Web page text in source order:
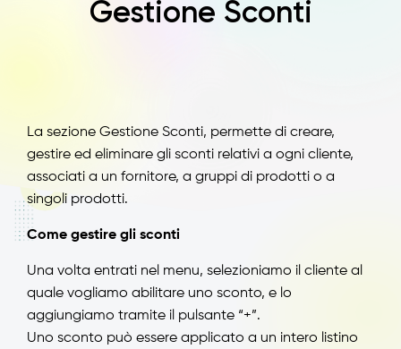
Gestione Sconti
La sezione Gestione Sconti, permette di creare,
gestire ed eliminare gli sconti relativi a ogni cliente,
associati a un fornitore, a gruppi di prodotti o a
singoli prodotti.
Come gestire gli sconti
Una volta entrati nel menu, selezioniamo il cliente al
quale vogliamo abilitare uno sconto, e lo
aggiungiamo tramite il pulsante “+”.
Uno sconto può essere applicato a un intero listino